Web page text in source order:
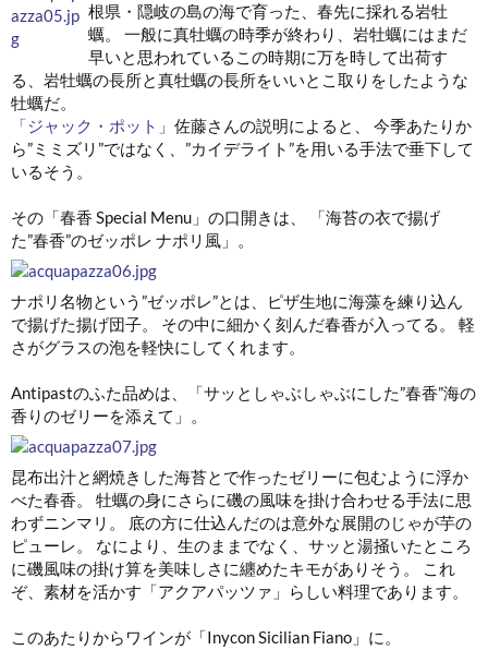
根県・隠岐の島の海で育った、春先に採れる岩牡
蠣。 一般に真牡蠣の時季が終わり、岩牡蠣にはまだ
早いと思われているこの時期に万を時して出荷す
る、岩牡蠣の長所と真牡蠣の長所をいいとこ取りをしたような
牡蠣だ。
「ジャック・ポット」 佐藤さんの説明によると、 今季あたりか
ら”ミミズリ”ではなく、”カイデライト”を用いる手法で垂下して
いるそう。
その「春香 Special Menu」の口開きは、 「海苔の衣で揚げ
た”春香”のゼッポレ ナポリ風」。
ナポリ名物という”ゼッポレ”とは、ピザ生地に海藻を練り込ん
で揚げた揚げ団子。 その中に細かく刻んだ春香が入ってる。 軽
さがグラスの泡を軽快にしてくれます。
Antipastのふた品めは、「サッとしゃぶしゃぶにした”春香”海の
香りのゼリーを添えて」。
昆布出汁と網焼きした海苔とで作ったゼリーに包むように浮か
べた春香。 牡蠣の身にさらに磯の風味を掛け合わせる手法に思
わずニンマリ。 底の方に仕込んだのは意外な展開のじゃが芋の
ピューレ。 なにより、生のままでなく、サッと湯掻いたところ
に磯風味の掛け算を美味しさに纏めたキモがありそう。 これ
ぞ、素材を活かす「アクアパッツァ」らしい料理であります。
このあたりからワインが「Inycon Sicilian Fiano」に。